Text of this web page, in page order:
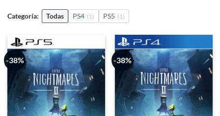
Categoría: Todas PS4 (1) PS5 (1)
-38% -38%